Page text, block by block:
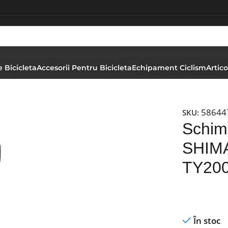
BicicletaAccesorii Pentru BicicletaEchipament Ciclism
Schimbatoare Spate Schimbator Spate
SKU:
În stoc